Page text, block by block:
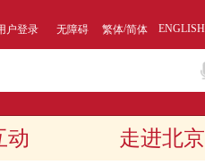
户登录 无障碍 繁体/简体 ENGLISH
动 走进北京